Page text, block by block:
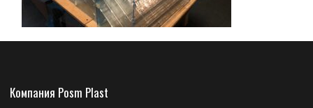
Компания Posm Plast